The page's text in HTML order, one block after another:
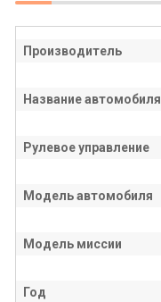
Производитель
Название автомобиля
Рулевое управление
Модель автомобиля
Модель миссии
Год